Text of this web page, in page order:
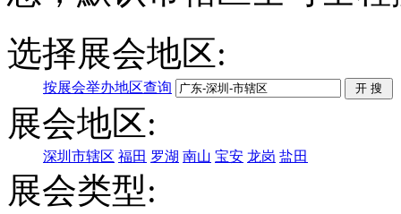
选择展会地区:
按展会举办地区查询
展会地区:
深圳市辖区 福田 罗湖 南山 宝安 龙岗 盐田
展会类型: